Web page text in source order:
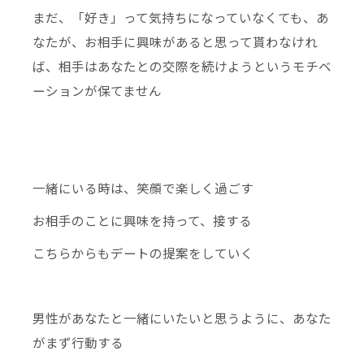
まだ、「好き」って気持ちになっていなくても、あ
なたが、お相手に興味があると思って貰わなけれ
ば、相手はあなたとの交際を続けようというモチベ
ーションが保てません
一緒にいる時は、笑顔で楽しく過ごす
お相手のことに興味を持って、接する
こちらからもデートの提案をしていく
男性があなたと一緒にいたいと思うように、あなた
がまず行動する